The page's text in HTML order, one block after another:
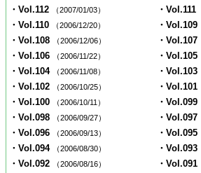
・Vol.112 （2007/01/03） ・Vol.111
・Vol.110 （2006/12/20） ・Vol.109
・Vol.108 （2006/12/06） ・Vol.107
・Vol.106 （2006/11/22） ・Vol.105
・Vol.104 （2006/11/08） ・Vol.103
・Vol.102 （2006/10/25） ・Vol.101
・Vol.100 （2006/10/11） ・Vol.099
・Vol.098 （2006/09/27） ・Vol.097
・Vol.096 （2006/09/13） ・Vol.095
・Vol.094 （2006/08/30） ・Vol.093
・Vol.092 （2006/08/16） ・Vol.091